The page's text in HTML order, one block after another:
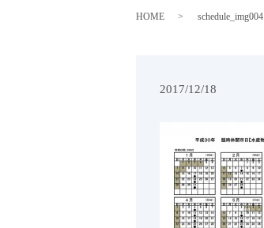
HOME schedule_img004
2017/12/18